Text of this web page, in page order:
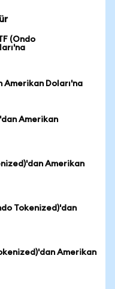
(Ondo
Amerikan Doları'na
Amerikan
Amerikan
Tokenized)'dan
Amerikan